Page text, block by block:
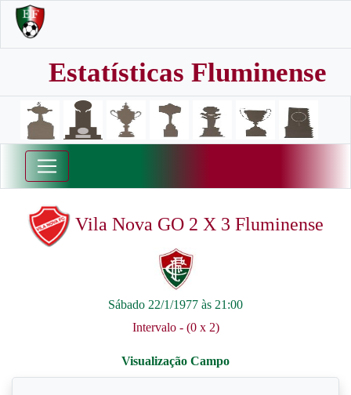
Estatísticas Fluminense
Vila Nova GO 2 X 3 Fluminense
Sábado 22/1/1977 às 21:00
Intervalo - (0 x 2)